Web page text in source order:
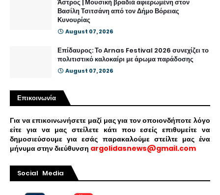
Άστρος | Μουσική βραδιά αφιερωμένη στον
Βασίλη Τσιτσάνη από τον Δήμο Βόρειας
Κυνουρίας
August 07, 2026
Επίδαυρος: Το Arnas Festival 2026 συνεχίζει το
πολιτιστικό καλοκαίρι με άρωμα παράδοσης
August 07, 2026
Επικοινωνία
Για να επικοινωνήσετε μαζί μας για τον οποιονδήποτε λόγο
είτε για να μας στείλετε κάτι που εσείς επιθυμείτε να
δημοσιεύσουμε για εσάς παρακαλούμε στείλτε μας ένα
μήνυμα στην διεύθυνση argolidasnews@gmail.com
Social Media